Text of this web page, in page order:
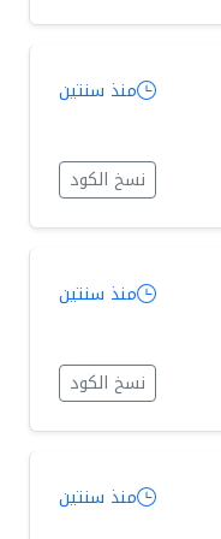
منذ سنتين
نسخ الكود
منذ سنتين
نسخ الكود
منذ سنتين